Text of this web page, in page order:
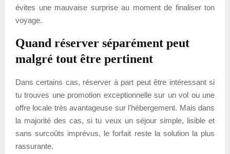
évites une mauvaise surprise au moment de finaliser ton
voyage.
Quand réserver séparément peut
malgré tout être pertinent
Dans certains cas, réserver à part peut être intéressant si
tu trouves une promotion exceptionnelle sur un vol ou une
offre locale très avantageuse sur l’hébergement. Mais dans
la majorité des cas, si tu veux un séjour simple, lisible et
sans surcoûts imprévus, le forfait reste la solution la plus
rassurante.